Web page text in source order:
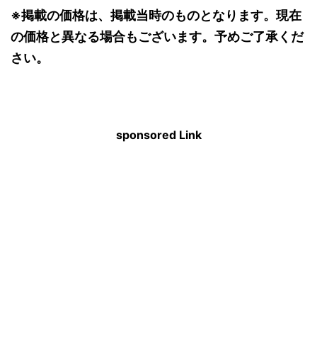
※掲載の価格は、掲載当時のものとなります。現在
の価格と異なる場合もございます。予めご了承くだ
さい。
sponsored Link